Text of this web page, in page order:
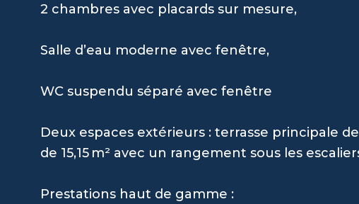
2 chambres avec placards sur mesure,
Salle d’eau moderne avec fenêtre,
WC suspendu séparé avec fenêtre
Deux espaces extérieurs : terrasse principale
de 15,15 m² avec un rangement sous les
Prestations haut de gamme :